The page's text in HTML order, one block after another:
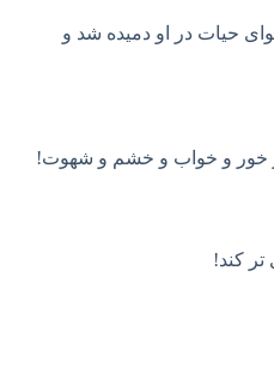
حیات در او دمیده شد و
از خور و خواب و خشم و شهوت!
تر کند!